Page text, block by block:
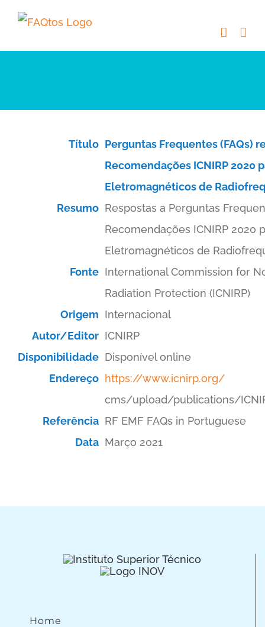
Skip
content
Título Perguntas Frequentes (FAQs)
Recomendações ICNIRP 2020
Eletromagnéticos de
Resumo Respostas a Perguntas
Recomendações ICNIRP 2020
Eletromagnéticos de
Fonte International Commission for
Radiation Protection (ICNIRP)
Origem Internacional
Autor/Editor ICNIRP
Disponibilidade Disponível online
Endereço https://www.icnirp.org/
cms/upload/publications/
Referência RF EMF FAQs in Portuguese
Data Março 2021
Home